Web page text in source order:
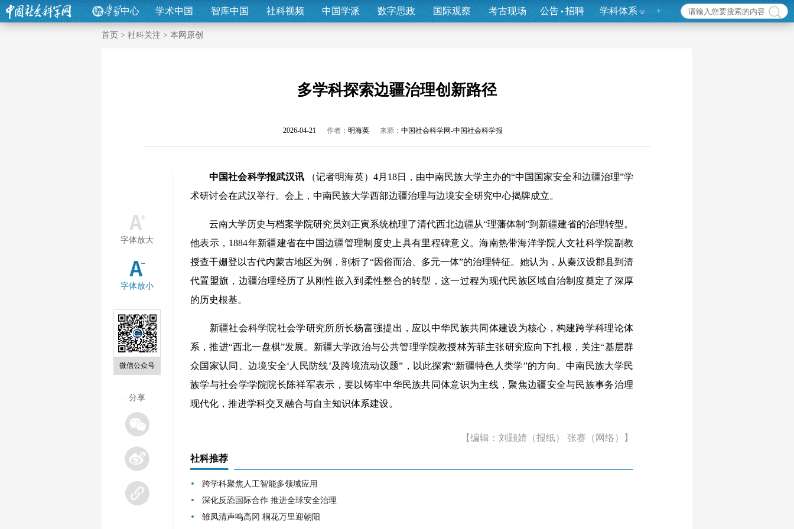
中心 学术中国 智库中国 社科视频 中国学派 数字思政 国际观察 考古现场 公告 招聘 学科体系 +
首页 > 社科关注 > 本网原创
多学科探索边疆治理创新路径
2026-04-21 作者： 明海英 来源： 中国社会科学网-中国社会科学报
字体放大
字体放小
微信公众号
分享
中国社会科学报武汉讯 （记者明海英）4月18日，由中南民族大学主办的“中国国家安全和边疆治理”学
术研讨会在武汉举行。会上，中南民族大学西部边疆治理与边境安全研究中心揭牌成立。
云南大学历史与档案学院研究员刘正寅系统梳理了清代西北边疆从“理藩体制”到新疆建省的治理转型。
他表示，1884年新疆建省在中国边疆管理制度史上具有里程碑意义。海南热带海洋学院人文社科学院副教
授查干姗登以古代内蒙古地区为例，剖析了“因俗而治、多元一体”的治理特征。她认为，从秦汉设郡县到清
代置盟旗，边疆治理经历了从刚性嵌入到柔性整合的转型，这一过程为现代民族区域自治制度奠定了深厚
的历史根基。
新疆社会科学院社会学研究所所长杨富强提出，应以中华民族共同体建设为核心，构建跨学科理论体
系，推进“西北一盘棋”发展。新疆大学政治与公共管理学院教授林芳菲主张研究应向下扎根，关注“基层群
众国家认同、边境安全‘人民防线’及跨境流动议题”，以此探索“新疆特色人类学”的方向。中南民族大学民
族学与社会学学院院长陈祥军表示，要以铸牢中华民族共同体意识为主线，聚焦边疆安全与民族事务治理
现代化，推进学科交叉融合与自主知识体系建设。
【编辑：刘颢婧（报纸） 张赛（网络）】
社科推荐
跨学科聚焦人工智能多领域应用
深化反恐国际合作 推进全球安全治理
雏凤清声鸣高冈 桐花万里迎朝阳